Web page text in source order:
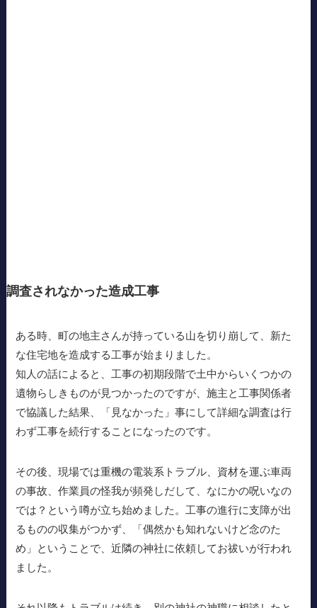
調査されなかった造成工事
ある時、町の地主さんが持っている山を切り崩して、新た
な住宅地を造成する工事が始まりました。
知人の話によると、工事の初期段階で土中からいくつかの
遺物らしきものが見つかったのですが、施主と工事関係者
で協議した結果、「見なかった」事にして詳細な調査は行
わず工事を続行することになったのです。
その後、現場では重機の電装系トラブル、資材を運ぶ車両
の事故、作業員の怪我が頻発しだして、なにかの呪いなの
では？という噂が立ち始めました。工事の進行に支障が出
るものの収集がつかず、「偶然かも知れないけど念のた
め」ということで、近隣の神社に依頼してお祓いが行われ
ました。